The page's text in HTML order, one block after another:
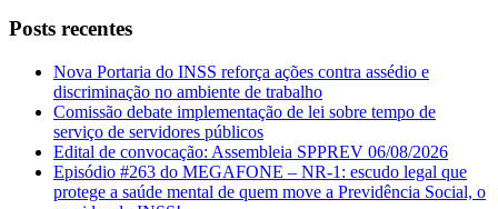
Posts recentes
Nova Portaria do INSS reforça ações contra assédio e
discriminação no ambiente de trabalho
Comissão debate implementação de lei sobre tempo de
serviço de servidores públicos
Edital de convocação: Assembleia SPPREV 06/08/2026
Episódio #263 do MEGAFONE – NR-1: escudo legal que
protege a saúde mental de quem move a Previdência Social, o